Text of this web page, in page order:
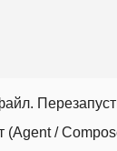
(Agent /